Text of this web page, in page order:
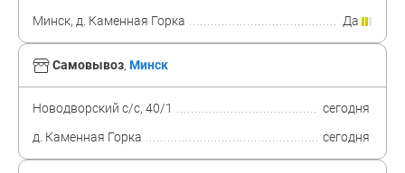
Самовывоз, Минск
Новодворский с/с, 40/1
сегодня
д. Каменная Горка
сегодня
Минск, д. Каменная Горка
Да